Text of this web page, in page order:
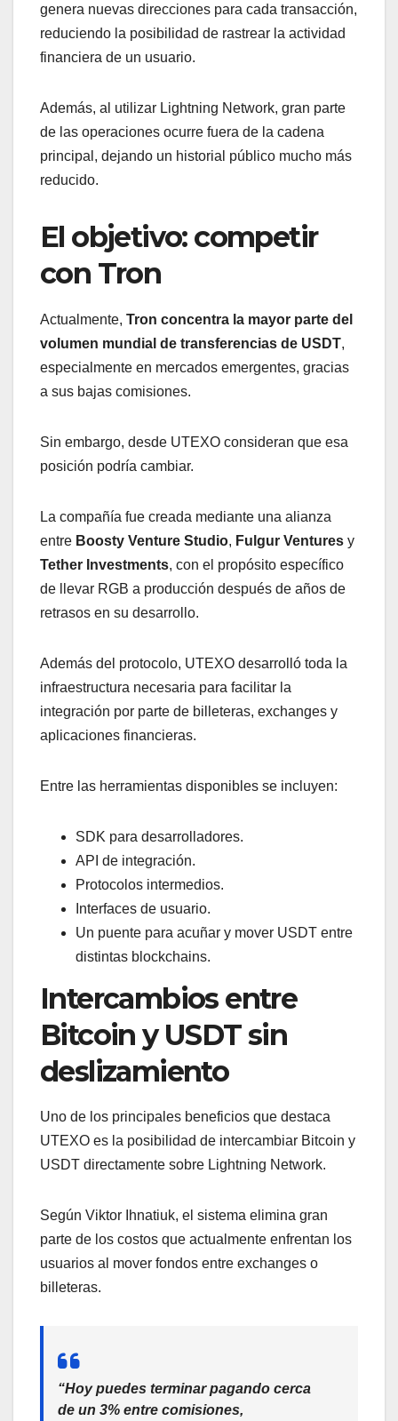
genera nuevas direcciones para cada transacción,
reduciendo la posibilidad de rastrear la actividad
financiera de un usuario.
Además, al utilizar Lightning Network, gran parte
de las operaciones ocurre fuera de la cadena
principal, dejando un historial público mucho más
reducido.
El objetivo: competir
con Tron
Actualmente, Tron concentra la mayor parte del
volumen mundial de transferencias de USDT,
especialmente en mercados emergentes, gracias
a sus bajas comisiones.
Sin embargo, desde UTEXO consideran que esa
posición podría cambiar.
La compañía fue creada mediante una alianza
entre Boosty Venture Studio, Fulgur Ventures y
Tether Investments, con el propósito específico
de llevar RGB a producción después de años de
retrasos en su desarrollo.
Además del protocolo, UTEXO desarrolló toda la
infraestructura necesaria para facilitar la
integración por parte de billeteras, exchanges y
aplicaciones financieras.
Entre las herramientas disponibles se incluyen:
SDK para desarrolladores.
API de integración.
Protocolos intermedios.
Interfaces de usuario.
Un puente para acuñar y mover USDT entre
distintas blockchains.
Intercambios entre
Bitcoin y USDT sin
deslizamiento
Uno de los principales beneficios que destaca
UTEXO es la posibilidad de intercambiar Bitcoin y
USDT directamente sobre Lightning Network.
Según Viktor Ihnatiuk, el sistema elimina gran
parte de los costos que actualmente enfrentan los
usuarios al mover fondos entre exchanges o
billeteras.
“Hoy puedes terminar pagando cerca
de un 3% entre comisiones,